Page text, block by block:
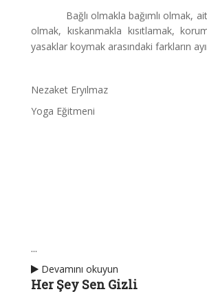
Bağlı olmakla bağımlı olmak,
olmak, kıskanmakla kısıtlamak,
yasaklar koymak arasındaki farkların
Nezaket Eryılmaz
Yoga Eğitmeni
...
Devamını okuyun
Her Şey Sen Gizli